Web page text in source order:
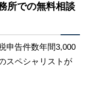
所での無料相談
申告件数年間3,000
スペシャリストが